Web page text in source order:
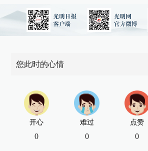
您此时的心情
开心
0
难过
0
点赞
0